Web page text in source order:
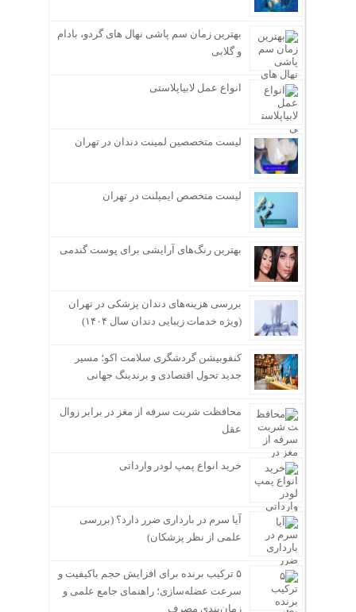
بهترین زمان سم پاشی نهال های گردو، بادام
و گلابی
انواع عمل لابیاپلاستی
لیست متخصصین لمینت دندان در تهران
لیست متخصص ایمپلنت در تهران
بهترین رنگ‌های آرایشی برای پوست گندمی
بررسی هزینه‌های دندان پزشکی در تهران
(ویژه خدمات زیبایی دندان سال ۱۴۰۴)
کنفوبیشن گردشگری سلامت اکو؛ مسیر
جدید تحول اقتصادی و برندینگ جهانی
محافظت شربت سرفه از مغز در برابر زوال
عقل
خرید انواع پمپ لودر وارداتی
آیا سرم در بارداری ضرر دارد؟ (بررسی
علمی از نظر پزشکان)
۵ ترکیب برنده برای افزایش حجم باکیفیت و
سرعت عضله‌سازی؛ راهنمای جامع علمی و
زمان‌بندی مصرف